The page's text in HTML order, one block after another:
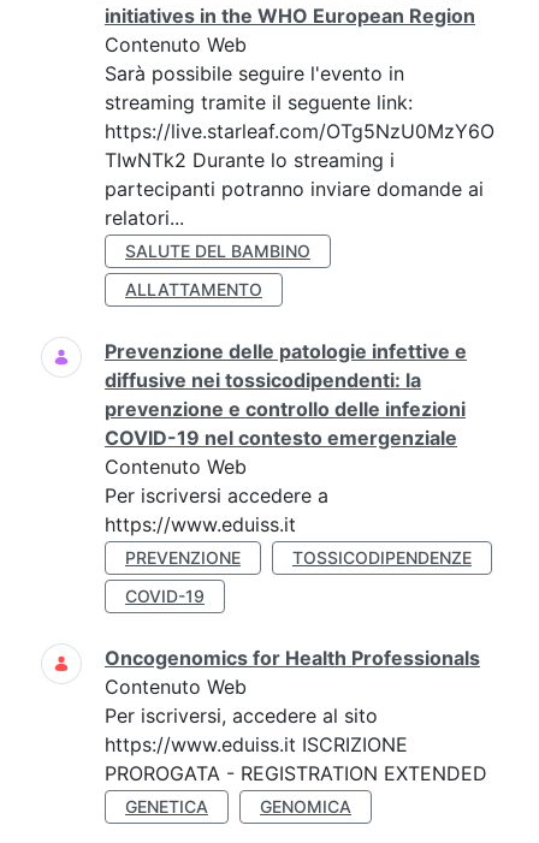
initiatives in the WHO European Region
Contenuto Web
Sarà possibile seguire l'evento in
streaming tramite il seguente link:
https://live.starleaf.com/OTg5NzU0MzY6O
TIwNTk2 Durante lo streaming i
partecipanti potranno inviare domande ai
relatori...
SALUTE DEL BAMBINO
ALLATTAMENTO
Prevenzione delle patologie infettive e
diffusive nei tossicodipendenti: la
prevenzione e controllo delle infezioni
COVID-19 nel contesto emergenziale
Contenuto Web
Per iscriversi accedere a
https://www.eduiss.it
PREVENZIONE
TOSSICODIPENDENZE
COVID-19
Oncogenomics for Health Professionals
Contenuto Web
Per iscriversi, accedere al sito
https://www.eduiss.it ISCRIZIONE
PROROGATA - REGISTRATION EXTENDED
GENETICA GENOMICA